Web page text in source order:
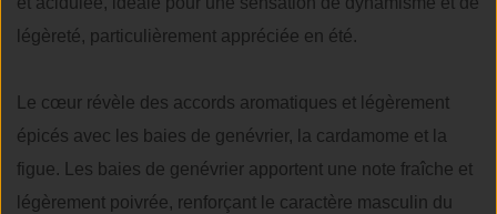
légèreté, particulièrement appréciée en été.
Le cœur révèle des accords aromatiques et légèrement
épicés avec les baies de genévrier, la cardamome et la
figue. Les baies de genévrier apportent une note fraîche et
légèrement poivrée, renforçant le caractère masculin du